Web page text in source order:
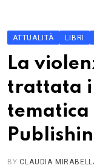
ATTUALITÀ LIBRI
La
trattata
tematica
BY CLAUDIA